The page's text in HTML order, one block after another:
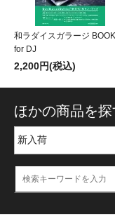
和ラダイスガラージ BOOK
for DJ
2,200円(税込)
ほかの商品を探